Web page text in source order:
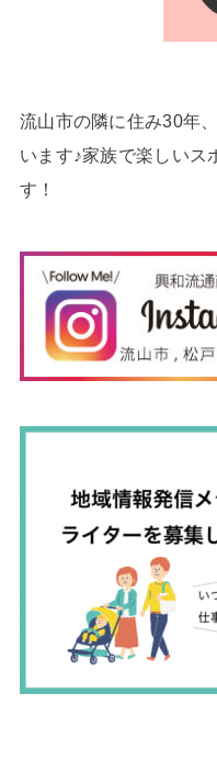
流山市の隣に住み30年
います♪家族で楽しいス
す！